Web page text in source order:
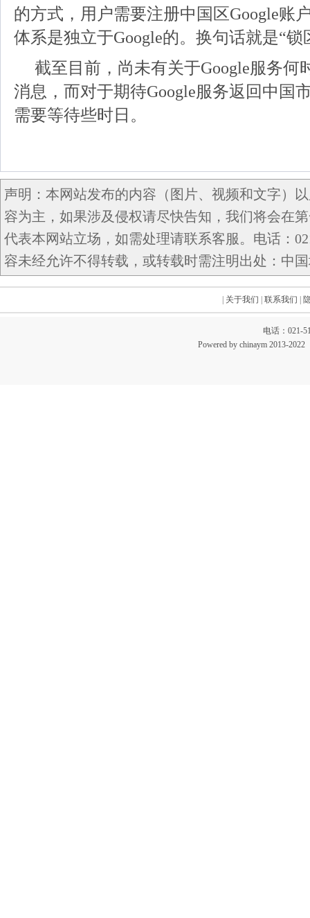
的方式，用户需要注册中国区Google账
体系是独立于Google的。换句话就是“锁
截至目前，尚未有关于Google服务何
消息，而对于期待Google服务返回中国
需要等待些时日。
声明：本网站发布的内容（图片、视频和文字）
容为主，如果涉及侵权请尽快告知，我们将会在
代表本网站立场，如需处理请联系客服。电话：
容未经允许不得转载，或转载时需注明出处：中国
关于我们 联系我们
电话：021-
Powered by chinaym 2013-